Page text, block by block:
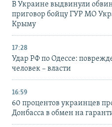
В Украине выдвинули
приговор бойцу ГУР МО
Крыму
17:28
Удар РФ по Одессе:
человек – власти
16:59
60 процентов украинцев
Донбасса в обмен на